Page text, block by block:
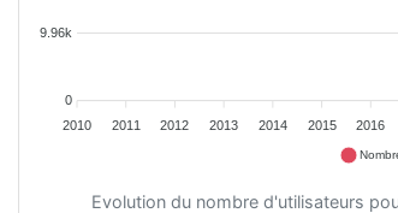
9.96k
0
2010
2011 2012 2013 2014 2015 2016
Evolution du nombre d'utilisateurs